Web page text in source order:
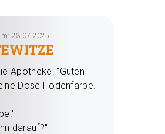
23.07.2025
Apotheke: "Guten
Dose Hodenfarbe."
darauf?"